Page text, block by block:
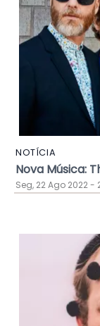
NOTÍCIA
Nova Música:
Seg, 22 Ago 2022 -